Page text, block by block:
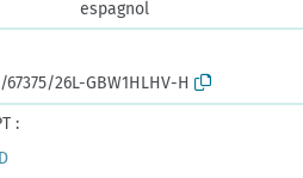
espagnol
26L-GBW1HLHV-H
: